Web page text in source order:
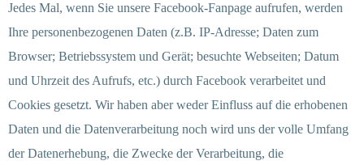
Jedes Mal, wenn Sie unsere Facebook-Fanpage aufrufen, werden
Ihre personenbezogenen Daten (z.B. IP-Adresse; Daten zum
Browser; Betriebssystem und Gerät; besuchte Webseiten; Datum
und Uhrzeit des Aufrufs, etc.) durch Facebook verarbeitet und
Cookies gesetzt. Wir haben aber weder Einfluss auf die erhobenen
Daten und die Datenverarbeitung noch wird uns der volle Umfang
der Datenerhebung, die Zwecke der Verarbeitung, die